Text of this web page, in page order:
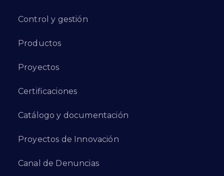
Control y gestión
Productos
Proyectos
Certificaciones
Catálogo y documentación
Proyectos de Innovación
Canal de Denuncias